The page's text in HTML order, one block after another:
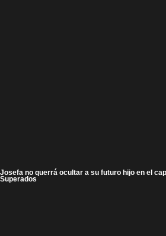
Josefa no querrá ocultar a su futuro hijo en el
Superados